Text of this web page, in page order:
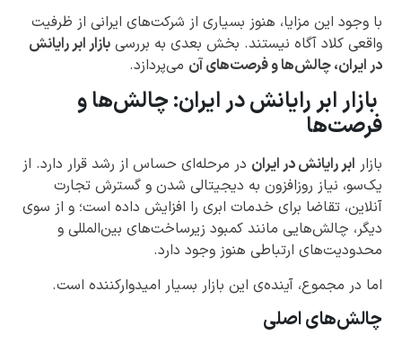
با وجود این مزایا، هنوز بسیاری از شرکت‌های ایرانی از ظرفیت
واقعی کلاد آگاه نیستند. بخش بعدی به بررسی بازار ابر رایانش
در ایران، چالش‌ها و فرصت‌های آن می‌پردازد.
بازار ابر رایانش در ایران: چالش‌ها و
فرصت‌ها
بازار ابر رایانش در ایران در مرحله‌ای حساس از رشد قرار دارد. از
یک‌سو، نیاز روزافزون به دیجیتالی شدن و گسترش تجارت
آنلاین، تقاضا برای خدمات ابری را افزایش داده است؛ و از سوی
دیگر، چالش‌هایی مانند کمبود زیرساخت‌های بین‌المللی و
محدودیت‌های ارتباطی هنوز وجود دارد.
اما در مجموع، آینده‌ی این بازار بسیار امیدوارکننده است.
چالش‌های اصلی